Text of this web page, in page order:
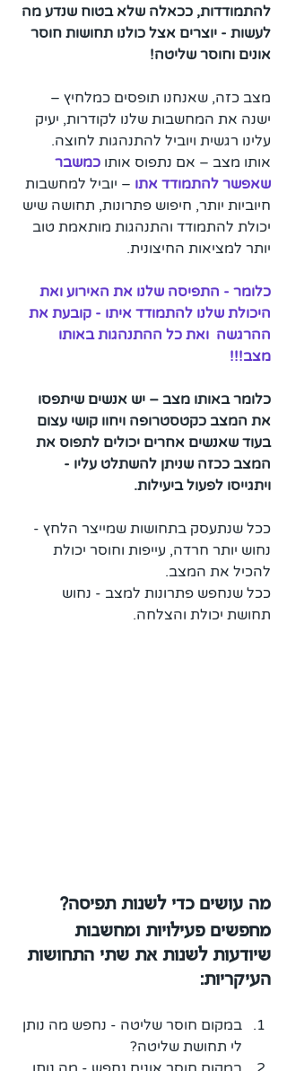
להתמודדות, ככאלה שלא בטוח שנדע מה
לעשות - יוצרים אצל כולנו תחושות חוסר
אונים וחוסר שליטה!
מצב כזה, שאנחנו תופסים כמלחיץ –
ישנה את המחשבות שלנו לקודרות, יעיק
עלינו רגשית ויוביל להתנהגות לחוצה.
אותו מצב – אם נתפוס אותו כמשבר
שאפשר להתמודד אתו – יוביל למחשבות
חיוביות יותר, חיפוש פתרונות, תחושה שיש
יכולת להתמודד והתנהגות מותאמת טוב
יותר למציאות החיצונית.
כלומר - התפיסה שלנו את האירוע ואת
היכולת שלנו להתמודד איתו - קובעת את
ההרגשה  ואת כל ההתנהגות באותו
מצב!!!
כלומר באותו מצב – יש אנשים שיתפסו
את המצב כקטסטרופה ויחוו קושי עצום
בעוד שאנשים אחרים יכולים לתפוס את
המצב ככזה שניתן להשתלט עליו -
ויתגייסו לפעול ביעילות.
ככל שנתעסק בתחושות שמייצר הלחץ -
נחוש יותר חרדה, עייפות וחוסר יכולת
להכיל את המצב.
ככל שנחפש פתרונות למצב - נחוש
תחושת יכולת והצלחה.
מה עושים כדי לשנות תפיסה?
מחפשים פעילויות ומחשבות
שיודעות לשנות את שתי התחושות
העיקריות:
במקום חוסר שליטה - נחפש מה נותן
לי תחושת שליטה?